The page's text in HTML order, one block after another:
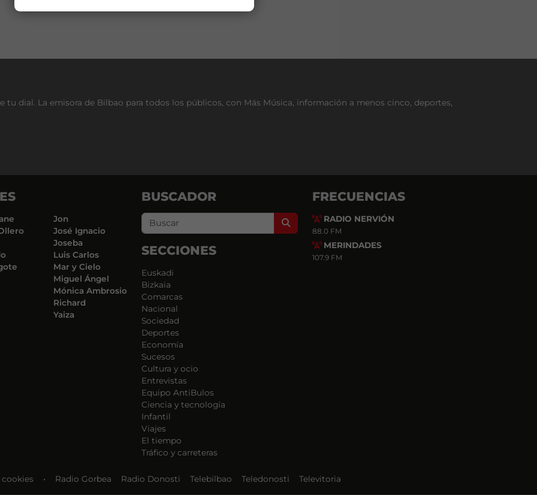
tu dial. La emisora de Bilbao para todos los públicos, con Más Música, información a menos cinco, deportes,
Jon
José Ignacio
Joseba
Luis Carlos
Mar y Cielo
Miguel Ángel
Mónica Ambrosio
Richard
Yaiza
BUSCADOR
Search
SECCIONES
Euskadi
Bizkaia
Comarcas
Nacional
Sociedad
Deportes
Economía
Sucesos
Cultura y ocio
Entrevistas
Equipo AntiBulos
Ciencia y tecnología
Infantil
Viajes
El tiempo
Tráfico y carreteras
FRECUENCIAS
RADIO NERVIÓN
88.0 FM
MERINDADES
107.9 FM
• Radio Gorbea Radio Donosti Telebilbao Teledonosti Televitoria